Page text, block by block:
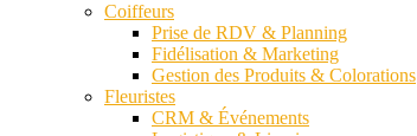
Coiffeurs
Prise de RDV & Planning
Fidélisation & Marketing
Gestion des Produits & Colorations
Fleuristes
CRM & Événements